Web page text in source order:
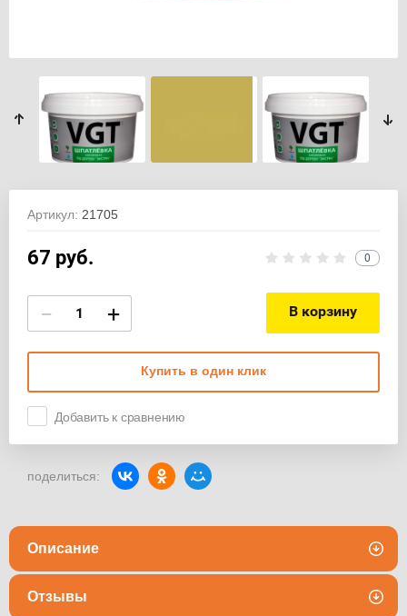
Артикул: 21705
67 руб. 0
− + В корзину
Купить в один клик
Добавить к сравнению
поделиться:
Описание
Отзывы